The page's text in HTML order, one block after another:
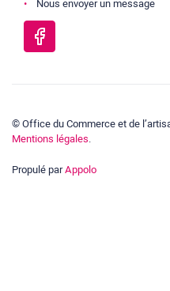
Nous envoyer un message
© Office du Commerce et de
Mentions légales.
Propulé parAppolo